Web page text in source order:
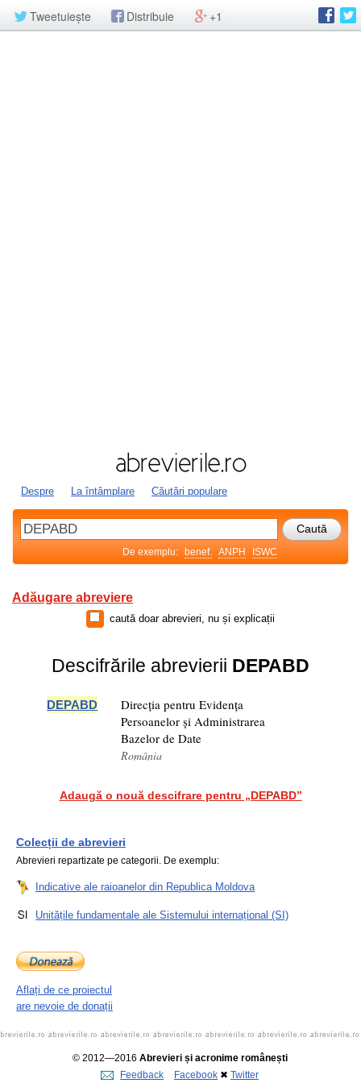
Tweetuiește Distribuie +1
Despre La întâmplare Căutări populare
De exemplu: benef. ANPH ISWC
Adăugare abreviere
caută doar abrevieri, nu și explicații
Descifrările abrevierii DEPABD
DEPABD
Direcția pentru Evidența
Persoanelor și Administrarea
Bazelor de Date
România
Adaugă o nouă descifrare pentru „DEPABD”
Colecții de abrevieri
Abrevieri repartizate pe categorii. De exemplu:
Indicative ale raioanelor din Republica Moldova
Unitățile fundamentale ale Sistemului internațional (SI)
Aflați de ce proiectul
are nevoie de donații
© 2012—2016 Abrevieri și acronime românești
Feedback
Facebook ✖ Twitter